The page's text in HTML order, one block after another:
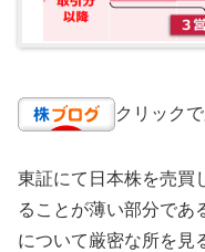
クリック
東証にて日本株を売買
ることが薄い部分であ
について厳密な所を見